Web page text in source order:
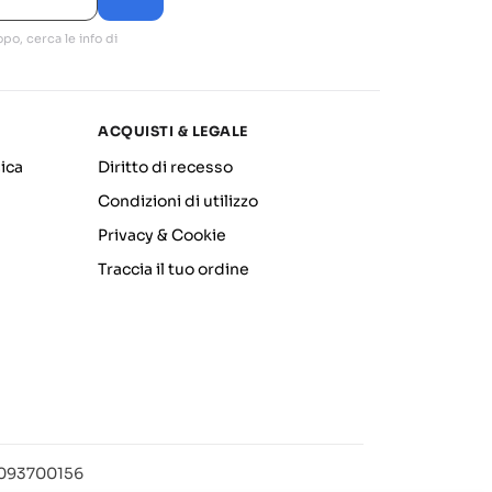
cerca le info di
ACQUISTI & LEGALE
Diritto di recesso
Condizioni di utilizzo
Privacy & Cookie
Traccia il tuo ordine